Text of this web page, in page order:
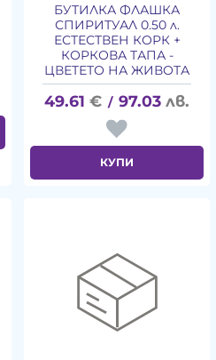
БУТИЛКА ФЛАШКА
СПИРИТУАЛ 0.50 л.
ЕСТЕСТВЕН КОРК +
КОРКОВА ТАПА -
ЦВЕТЕТО НА ЖИВОТА
49.61 € / 97.03 лв.
КУПИ